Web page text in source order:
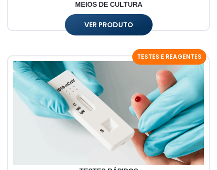
MEIOS DE CULTURA
VER PRODUTO
TESTES E REAGENTES